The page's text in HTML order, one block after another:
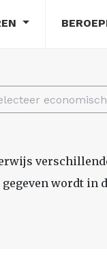
wordt in